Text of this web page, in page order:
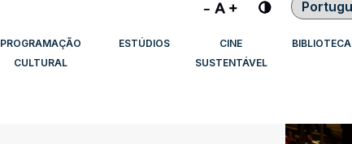
Contraste
PROGRAMAÇÃO
CULTURAL
ESTÚDIOS
CINE
SUSTENTÁVEL
BIBLIOTECA